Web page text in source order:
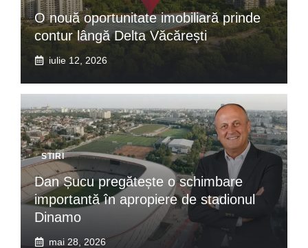
O nouă oportunitate imobiliară prinde
contur lângă Delta Văcărești
iulie 12, 2026
STIRI
Dan Șucu pregătește o schimbare
importantă în apropiere de stadionul
Dinamo
mai 28, 2026